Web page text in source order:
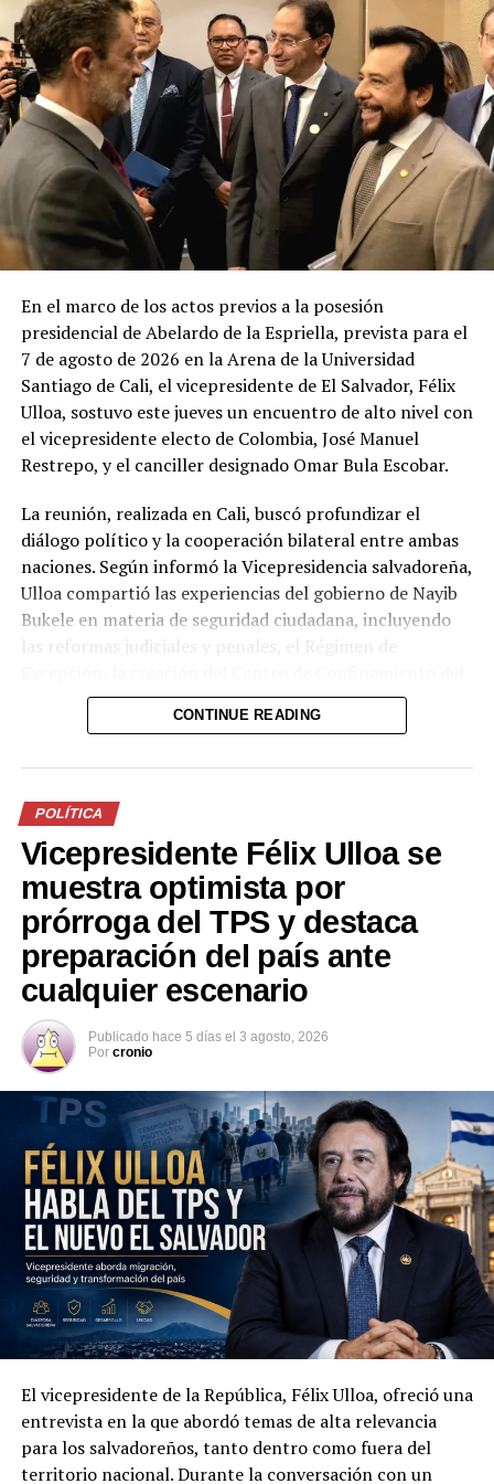
En el marco de los actos previos a la posesión
presidencial de Abelardo de la Espriella, prevista para el
7 de agosto de 2026 en la Arena de la Universidad
Santiago de Cali, el vicepresidente de El Salvador, Félix
Ulloa, sostuvo este jueves un encuentro de alto nivel con
el vicepresidente electo de Colombia, José Manuel
Restrepo, y el canciller designado Omar Bula Escobar.
La reunión, realizada en Cali, buscó profundizar el
diálogo político y la cooperación bilateral entre ambas
naciones. Según informó la Vicepresidencia salvadoreña,
Ulloa compartió las experiencias del gobierno de Nayib
Bukele en materia de seguridad ciudadana, incluyendo
las reformas judiciales y penales, el Régimen de
Terrorismo (CECOT), el Plan Cero Ocio y otras medidas
que han permitido recuperar la paz y posicionar a El
Por el lado colombiano, Restrepo destacó el intercambio
sobre estrategias contra la extorsión y las reformas al
sistema penal y penitenciario. “Conocimos de cerca la
experiencia salvadoreña frente a la extorsión […] un
aprendizaje valioso para fortalecer nuestra propia
estrategia de seguridad ciudadana”, escribió el
vicepresidente electo en su cuenta de X.
Además de la seguridad, las autoridades abordaron la
cooperación económica, comercial y tecnológica. Ambas
partes acordaron impulsar la creación de un Consejo
Binacional Empresarial orientado a promover el
CONTINUE READING
POLÍTICA
Vicepresidente Félix Ulloa se
muestra optimista por
prórroga del TPS y destaca
preparación del país ante
cualquier escenario
Publicado hace 5 días el 3 agosto, 2026
Por cronio
El vicepresidente de la República, Félix Ulloa, ofreció una
entrevista en la que abordó temas de alta relevancia
para los salvadoreños, tanto dentro como fuera del
territorio nacional. Durante la conversación con un